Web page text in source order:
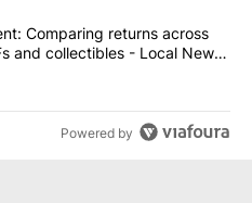
experiment: Comparing
Comparing returns across
and collectibles - Local News
Powered by